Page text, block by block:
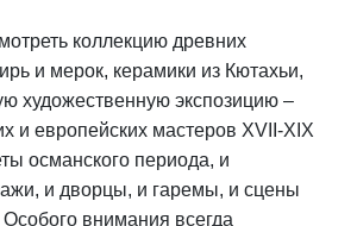
коллекцию древних
и мерок, керамики из Кютахьи,
художественную экспозицию –
и европейских мастеров XVII-XIX
османского периода, и
и дворцы, и гаремы, и сцены
внимания всегда